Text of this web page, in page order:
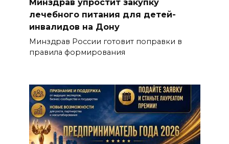
Минздрав упростит закупку
лечебного питания для детей-
инвалидов на Дону
Минздрав России готовит поправки в
правила формирования